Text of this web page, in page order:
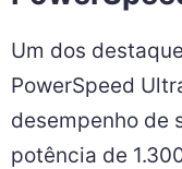
Um dos
PowerSpeed
desempenho de
potência de